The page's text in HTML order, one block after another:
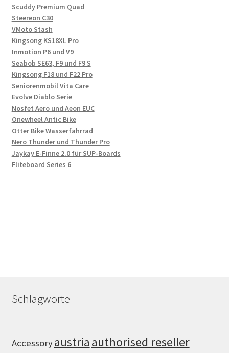
Scuddy Premium Quad
Steereon C30
VMoto Stash
Kingsong KS18XL Pro
Inmotion P6 und V9
Seabob SE63, F9 und F9 S
Kingsong F18 und F22 Pro
Seniorenmobil Vita Care
Evolve Diablo Serie
Nosfet Aero und Aeon EUC
Onewheel Antic Bike
Otter Bike Wasserfahrrad
Nero Thunder und Thunder Pro
Jaykay E-Finne 2.0 für SUP-Boards
Fliteboard Series 6
Schlagworte
Accessoryaustria authorised reseller